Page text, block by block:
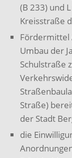
(B 233) und
Kreisstraße
Fördermittel
Umbau der
Schulstraße
Straße)
der Stadt
die